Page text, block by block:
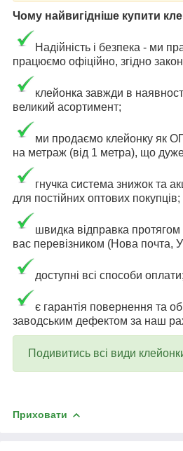
Чому найвигідніше купити
Надійність і безпека - ми
працюємо офіційно, згідно
клейонка завжди в
великий асортимент;
ми продаємо клейонку як
на метраж (від 1 метра), що
гнучка система знижок та
для постійних оптових покупців;
швидка відправка
вас перевізником (Нова почта,
доступні всі способи оплати;
є гарантія повернення та
заводським дефектом за наш
Подивитись всі види
Приховати